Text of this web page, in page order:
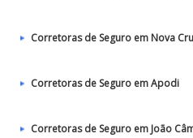
Corretoras de Seguro em Nova
Corretoras de Seguro em Apodi
Corretoras de Seguro em João